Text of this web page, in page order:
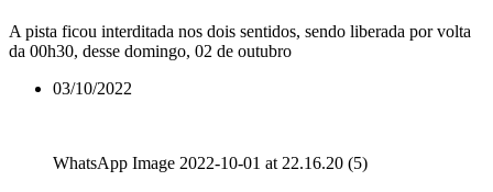
A pista ficou interditada nos dois sentidos, sendo liberada por volta
da 00h30, desse domingo, 02 de outubro
03/10/2022
WhatsApp Image 2022-10-01 at 22.16.20 (5)